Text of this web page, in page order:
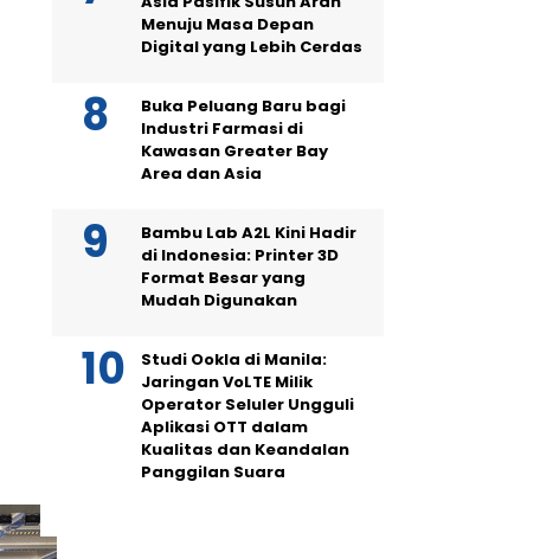
Menuju Masa Depan
Digital yang Lebih Cerdas
Buka Peluang Baru bagi
Industri Farmasi di
Kawasan Greater Bay
Area dan Asia
Bambu Lab A2L Kini Hadir
di Indonesia: Printer 3D
Format Besar yang
Mudah Digunakan
Studi Ookla di Manila:
Jaringan VoLTE Milik
Operator Seluler Ungguli
Aplikasi OTT dalam
Kualitas dan Keandalan
Panggilan Suara